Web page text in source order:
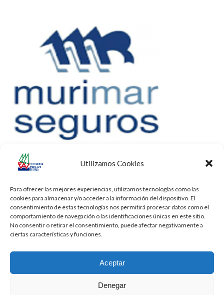
Utilizamos Cookies
Para ofrecer las mejores experiencias, utilizamos tecnologías como las
cookies para almacenar y/o acceder a la información del dispositivo. El
consentimiento de estas tecnologías nos permitirá procesar datos como el
comportamiento de navegación o las identificaciones únicas en este sitio.
No consentir o retirar el consentimiento, puede afectar negativamente a
ciertas características y funciones.
Aceptar
Denegar